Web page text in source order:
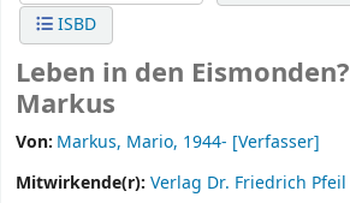
ISBD
Leben in den Eismonden?
Markus
Von: Markus, Mario, 1944- [Verfasser]
Mitwirkende(r): Verlag Dr. Friedrich Pfeil